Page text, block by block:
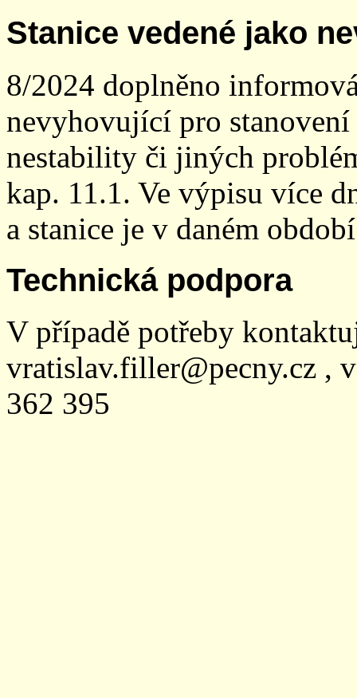
Stanice vedené jako
8/2024 doplněno
nevyhovující pro
nestability či jiných
kap. 11.1. Ve výpisu více
a stanice je v daném
Technická podpora
V případě potřeby
vratislav.filler@pecny.cz ,
362 395